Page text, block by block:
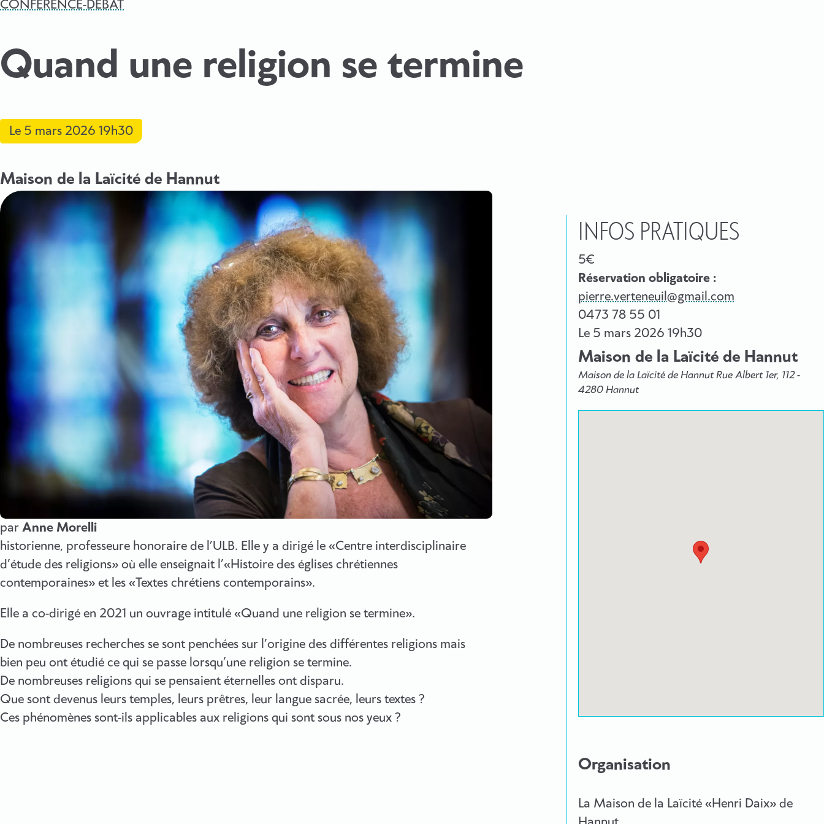
CONFÉRENCE-DÉBAT
Quand une religion se termine
Le 5 mars 2026 19h30
Maison de la Laïcité de Hannut
par Anne Morelli
historienne, professeure honoraire de l’ULB. Elle y a dirigé le «Centre interdisciplinaire
d’étude des religions» où elle enseignait l’«Histoire des églises chrétiennes
contemporaines» et les «Textes chrétiens contemporains».
Elle a co-dirigé en 2021 un ouvrage intitulé «Quand une religion se termine».
De nombreuses recherches se sont penchées sur l’origine des différentes religions mais
bien peu ont étudié ce qui se passe lorsqu’une religion se termine.
De nombreuses religions qui se pensaient éternelles ont disparu.
Que sont devenus leurs temples, leurs prêtres, leur langue sacrée, leurs textes ?
Ces phénomènes sont-ils applicables aux religions qui sont sous nos yeux ?
INFOS PRATIQUES
5€
Réservation obligatoire :
pierre.verteneuil@gmail.com
0473 78 55 01
Le 5 mars 2026 19h30
Maison de la Laïcité de Hannut
Maison de la Laïcité de Hannut Rue Albert 1er, 112 -
4280 Hannut
Organisation
La Maison de la Laïcité «Henri Daix» de